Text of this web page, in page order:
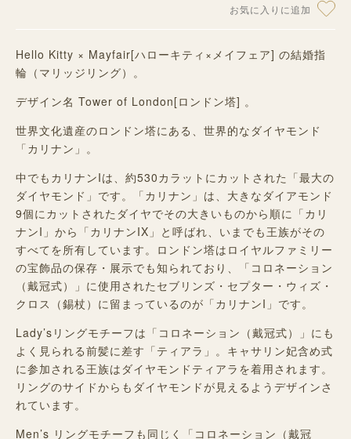
お気に入りに追加
Hello Kitty × Mayfair[ハローキティ×メイフェア] の結婚指
輪（マリッジリング）。
デザイン名 Tower of London[ロンドン塔] 。
世界文化遺産のロンドン塔にある、世界的なダイヤモンド
「カリナン」。
中でもカリナンIは、約530カラットにカットされた「最大の
ダイヤモンド」です。「カリナン」は、大きなダイアモンド
9個にカットされたダイヤでその大きいものから順に「カリ
ナンI」から「カリナンIX」と呼ばれ、いまでも王族がその
すべてを所有しています。ロンドン塔はロイヤルファミリー
の宝飾品の保存・展示でも知られており、「コロネーション
（戴冠式）」に使用されたセブリンズ・セプター・ウィズ・
クロス（錫杖）に留まっているのが「カリナンI」です。
Lady’sリングモチーフは「コロネーション（戴冠式）」にも
よく見られる前髪に差す「ティアラ」。キャサリン妃含め式
に参加される王族はダイヤモンドティアラを着用されます。
リングのサイドからもダイヤモンドが見えるようデザインさ
れています。
Men’s リングモチーフも同じく「コロネーション（戴冠